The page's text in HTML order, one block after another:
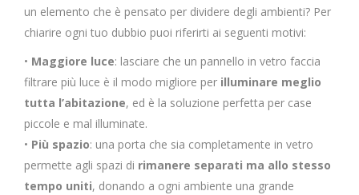
un elemento che è pensato per dividere degli ambienti? Per
chiarire ogni tuo dubbio puoi riferirti ai seguenti motivi:
• Maggiore luce: lasciare che un pannello in vetro faccia
filtrare più luce è il modo migliore per illuminare meglio
tutta l’abitazione, ed è la soluzione perfetta per case
piccole e mal illuminate.
• Più spazio: una porta che sia completamente in vetro
permette agli spazi di rimanere separati ma allo stesso
tempo uniti, donando a ogni ambiente una grande